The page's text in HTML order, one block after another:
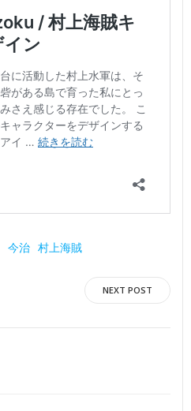
今治 村上海賊
稿
NEXT POST